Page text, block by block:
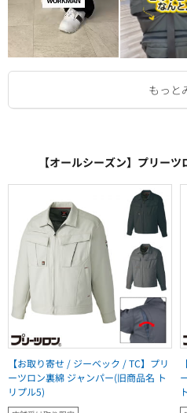
【オールシーズン】プリー
【お取り寄せ / ジーベック / TC】プリ
ーツロン裏綿 ジャンパー(旧商品名 ト
リプル5)